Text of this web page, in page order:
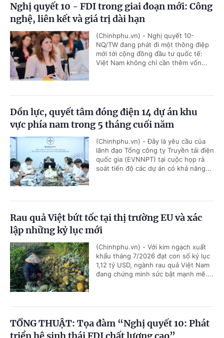
Nghị quyết 10 - FDI trong giai đoạn mới: Công
nghệ, liên kết và giá trị dài hạn
(Chinhphu.vn) - Nghị quyết 10-
NQ/TW đang phát đi một thông điệp
mới tới cộng đồng đầu tư quốc tế:
Việt Nam không chỉ cần thêm vốn...
Dồn lực, quyết tâm đóng điện 14 dự án khu
vực phía nam trong 5 tháng cuối năm
(Chinhphu.vn) - Đây là yêu cầu của
lãnh đạo Tổng công ty Truyền tải điện
quốc gia (EVNNPT) tại cuộc họp rà
soát tiến độ các dự án có khả năng...
Rau quả Việt bứt tốc tại thị trường EU và xác
lập những kỷ lục mới
(Chinhphu.vn) - Với kim ngạch xuất
khẩu tháng 7/2026 đạt con số kỷ lục
1,12 tỷ USD, ngành rau quả Việt Nam
đang chứng minh sức bật mạnh mẽ....
TỔNG THUẬT: Tọa đàm “Nghị quyết 10: Phát